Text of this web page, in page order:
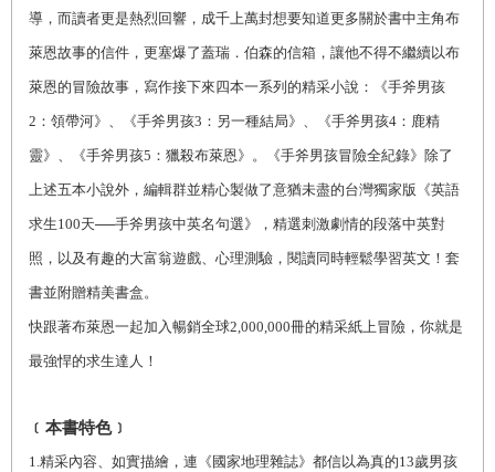
導，而讀者更是熱烈回響，成千上萬封想要知道更多關於書中主角布
萊恩故事的信件，更塞爆了蓋瑞．伯森的信箱，讓他不得不繼續以布
萊恩的冒險故事，寫作接下來四本一系列的精采小說：《手斧男孩
2：領帶河》、《手斧男孩3：另一種結局》、《手斧男孩4：鹿精
靈》、《手斧男孩5：獵殺布萊恩》。《手斧男孩冒險全紀錄》除了
上述五本小說外，編輯群並精心製做了意猶未盡的台灣獨家版《英語
求生100天──手斧男孩中英名句選》，精選刺激劇情的段落中英對
照，以及有趣的大富翁遊戲、心理測驗，閱讀同時輕鬆學習英文！套
書並附贈精美書盒。
快跟著布萊恩一起加入暢銷全球2,000,000冊的精采紙上冒險，你就是
最強悍的求生達人！
﹝本書特色﹞
1. 精采內容、如實描繪，連《國家地理雜誌》都信以為真的13歲男孩